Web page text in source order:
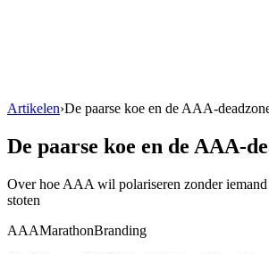
Artikelen›De paarse koe en de AAA-
De paarse koe en de AAA-
Over hoe AAA wil polariseren zonder
stoten
AAAMarathonBranding